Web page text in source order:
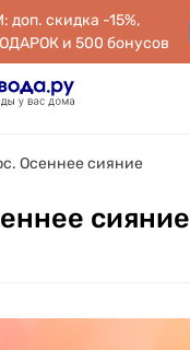
скидка -15%,
и 500 бонусов
Осеннее сияние
сияние